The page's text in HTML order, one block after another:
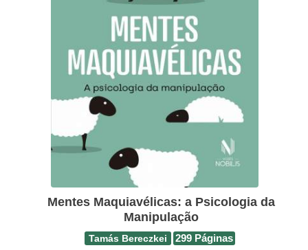
Mentes Maquiavélicas: a Psicologia da
Manipulação
Tamás Bereczkei 299 Páginas